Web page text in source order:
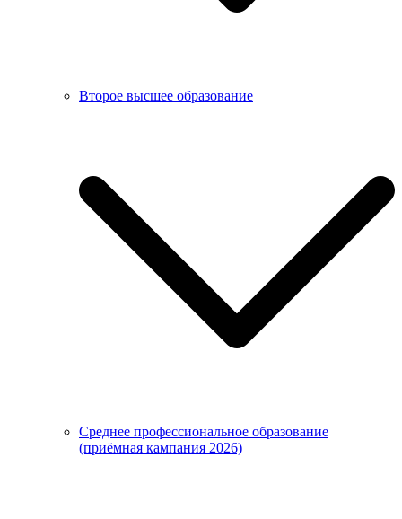
Второе высшее образование
Среднее профессиональное образование
(приёмная кампания 2026)